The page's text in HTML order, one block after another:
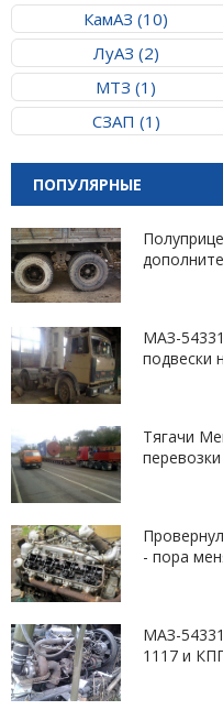
КамАЗ (10)
ЛуАЗ (2)
МТЗ (1)
СЗАП (1)
ПОПУЛЯРНЫЕ
МАЗ-
подвески
Тягачи
- пора
МАЗ-
1117 и